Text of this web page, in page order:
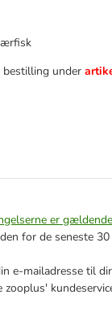
under
er gældende
for de seneste 30
e-mailadresse til